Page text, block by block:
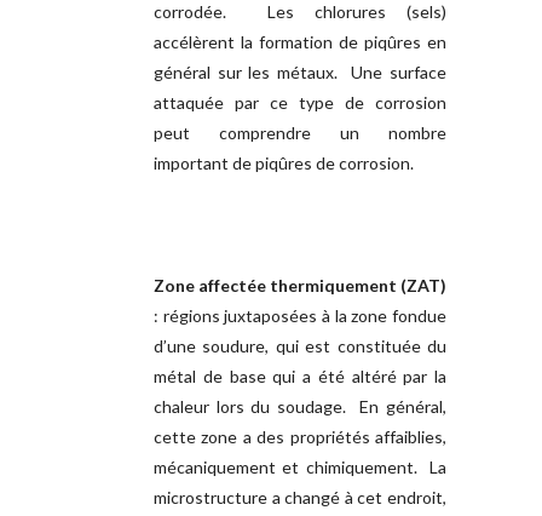
corrodée. Les chlorures (sels)
accélèrent la formation de piqûres en
général sur les métaux. Une surface
attaquée par ce type de corrosion
peut comprendre un nombre
important de piqûres de corrosion.
Zone affectée thermiquement (ZAT)
: régions juxtaposées à la zone fondue
d’une soudure, qui est constituée du
métal de base qui a été altéré par la
chaleur lors du soudage. En général,
cette zone a des propriétés affaiblies,
mécaniquement et chimiquement. La
microstructure a changé à cet endroit,